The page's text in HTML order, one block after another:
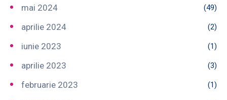
mai 2024 (49)
aprilie 2024 (2)
iunie 2023 (1)
aprilie 2023 (3)
februarie 2023 (1)